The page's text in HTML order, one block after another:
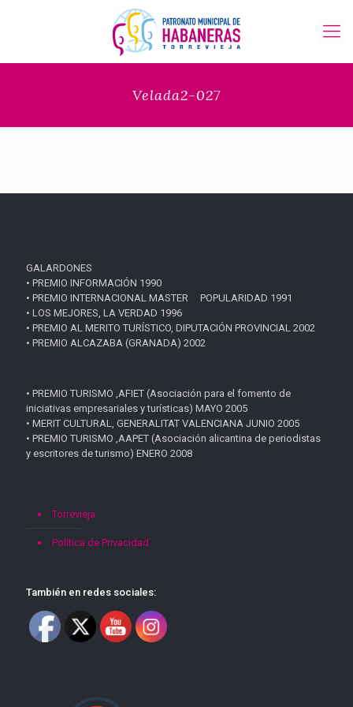
Velada2-027
GALARDONES
• PREMIO INFORMACIÓN 1990
• PREMIO INTERNACIONAL MASTER POPULARIDAD 1991
• LOS MEJORES, LA VERDAD 1996
• PREMIO AL MERITO TURÍSTICO, DIPUTACIÓN PROVINCIAL 2002
• PREMIO ALCAZABA (GRANADA) 2002
• PREMIO TURISMO ,AFIET (Asociación para el fomento de
iniciativas empresariales y turísticas) MAYO 2005
• MERIT CULTURAL, GENERALITAT VALENCIANA JUNIO 2005
• PREMIO TURISMO ,AAPET (Asociación alicantina de periodistas
y escritores de turismo) ENERO 2008
Torrevieja
Política de Privacidad
También en redes sociales: